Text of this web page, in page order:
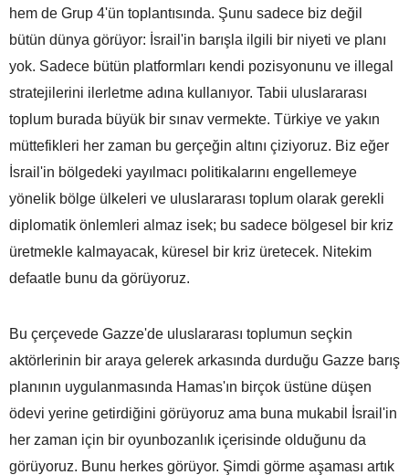
hem de Grup 4'ün toplantısında. Şunu sadece biz değil
bütün dünya görüyor: İsrail'in barışla ilgili bir niyeti ve planı
yok. Sadece bütün platformları kendi pozisyonunu ve illegal
stratejilerini ilerletme adına kullanıyor. Tabii uluslararası
toplum burada büyük bir sınav vermekte. Türkiye ve yakın
müttefikleri her zaman bu gerçeğin altını çiziyoruz. Biz eğer
İsrail'in bölgedeki yayılmacı politikalarını engellemeye
yönelik bölge ülkeleri ve uluslararası toplum olarak gerekli
diplomatik önlemleri almaz isek; bu sadece bölgesel bir kriz
üretmekle kalmayacak, küresel bir kriz üretecek. Nitekim
defaatle bunu da görüyoruz.
Bu çerçevede Gazze'de uluslararası toplumun seçkin
aktörlerinin bir araya gelerek arkasında durduğu Gazze barış
planının uygulanmasında Hamas'ın birçok üstüne düşen
ödevi yerine getirdiğini görüyoruz ama buna mukabil İsrail'in
her zaman için bir oyunbozanlık içerisinde olduğunu da
görüyoruz. Bunu herkes görüyor. Şimdi görme aşaması artık